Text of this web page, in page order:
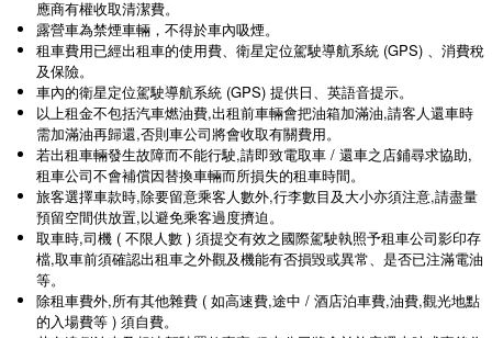
應商有權收取清潔費。
露營車為禁煙車輛，不得於車內吸煙。
租車費用已經出租車的使用費、衛星定位駕駛導航系統 (GPS) 、消費稅
及保險。
車內的衛星定位駕駛導航系統 (GPS) 提供日、英語音提示。
以上租金不包括汽車燃油費,出租前車輛會把油箱加滿油,請客人還車時
需加滿油再歸還,否則車公司將會收取有關費用。
若出租車輛發生故障而不能行駛,請即致電取車 / 還車之店鋪尋求協助,
租車公司不會補償因替換車輛而所損失的租車時間。
旅客選擇車款時,除要留意乘客人數外,行李數目及大小亦須注意,請盡量
預留空間供放置,以避免乘客過度擠迫。
取車時,司機 ( 不限人數 ) 須提交有效之國際駕駛執照予租車公司影印存
檔,取車前須確認出租車之外觀及機能有否損毀或異常、是否已注滿電油
等。
除租車費外,所有其他雜費 ( 如高速費,途中 / 酒店泊車費,油費,觀光地點
的入場費等 ) 須自費。